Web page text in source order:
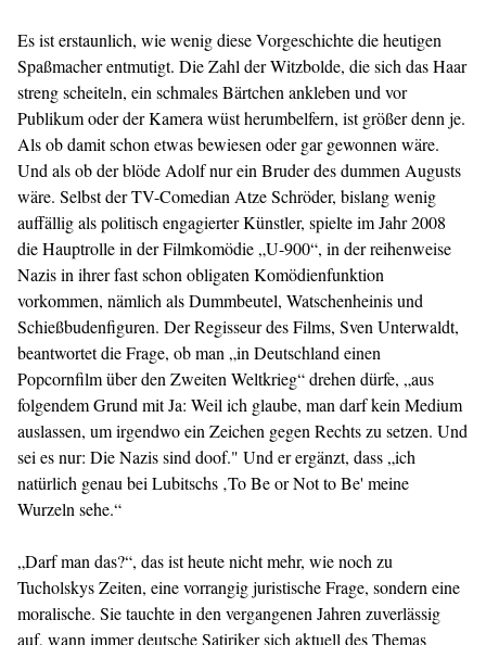
Es ist erstaunlich, wie wenig diese Vorgeschichte die heutigen
Spaßmacher entmutigt. Die Zahl der Witzbolde, die sich das Haar
streng scheiteln, ein schmales Bärtchen ankleben und vor
Publikum oder der Kamera wüst herumbelfern, ist größer denn je.
Als ob damit schon etwas bewiesen oder gar gewonnen wäre.
Und als ob der blöde Adolf nur ein Bruder des dummen Augusts
wäre. Selbst der TV-Comedian Atze Schröder, bislang wenig
auffällig als politisch engagierter Künstler, spielte im Jahr 2008
die Hauptrolle in der Filmkomödie „U-900“, in der reihenweise
Nazis in ihrer fast schon obligaten Komödienfunktion
vorkommen, nämlich als Dummbeutel, Watschenheinis und
Schießbudenfiguren. Der Regisseur des Films, Sven Unterwaldt,
beantwortet die Frage, ob man „in Deutschland einen
Popcornfilm über den Zweiten Weltkrieg“ drehen dürfe, „aus
folgendem Grund mit Ja: Weil ich glaube, man darf kein Medium
auslassen, um irgendwo ein Zeichen gegen Rechts zu setzen. Und
sei es nur: Die Nazis sind doof." Und er ergänzt, dass „ich
natürlich genau bei Lubitschs ‚To Be or Not to Be' meine
Wurzeln sehe.“
„Darf man das?“, das ist heute nicht mehr, wie noch zu
Tucholskys Zeiten, eine vorrangig juristische Frage, sondern eine
moralische. Sie tauchte in den vergangenen Jahren zuverlässig
auf, wann immer deutsche Satiriker sich aktuell des Themas